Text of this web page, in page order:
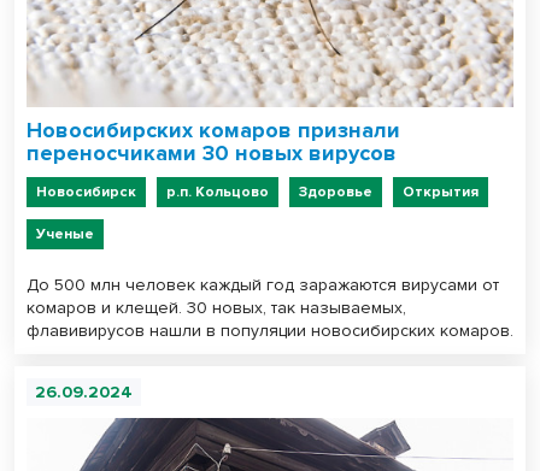
Новосибирских комаров признали
переносчиками 30 новых вирусов
Новосибирск р.п. Кольцово Здоровье Открытия
Ученые
До 500 млн человек каждый год заражаются вирусами от
комаров и клещей. 30 новых, так называемых,
флавивирусов нашли в популяции новосибирских комаров.
26.09.2024